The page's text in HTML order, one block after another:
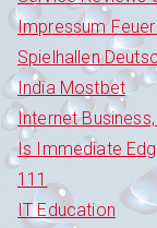
Impressum
Spielhallen
India Mostbet
Internet
Is Immediate
111
IT Education